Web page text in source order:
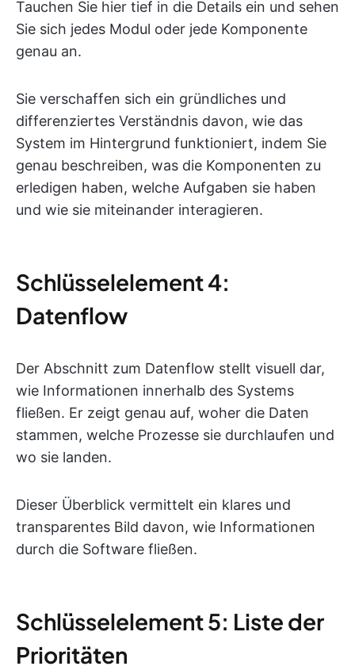
Tauchen Sie hier tief in die Details ein und sehen
Sie sich jedes Modul oder jede Komponente
genau an.
Sie verschaffen sich ein gründliches und
differenziertes Verständnis davon, wie das
System im Hintergrund funktioniert, indem Sie
genau beschreiben, was die Komponenten zu
erledigen haben, welche Aufgaben sie haben
und wie sie miteinander interagieren.
Schlüsselelement 4:
Datenflow
Der Abschnitt zum Datenflow stellt visuell dar,
wie Informationen innerhalb des Systems
fließen. Er zeigt genau auf, woher die Daten
stammen, welche Prozesse sie durchlaufen und
wo sie landen.
Dieser Überblick vermittelt ein klares und
transparentes Bild davon, wie Informationen
durch die Software fließen.
Schlüsselelement 5: Liste der
Prioritäten